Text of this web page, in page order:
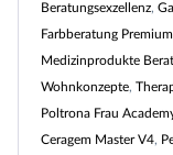
Beratungsexzellenz,
Farbberatung Premium
Medizinprodukte
Wohnkonzepte,
Poltrona Frau
Ceragem Master V4,